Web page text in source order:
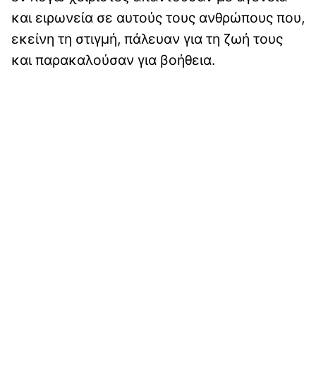
και ειρωνεία σε αυτούς τους ανθρώπους που,
εκείνη τη στιγμή, πάλευαν για τη ζωή τους
και παρακαλούσαν για βοήθεια.